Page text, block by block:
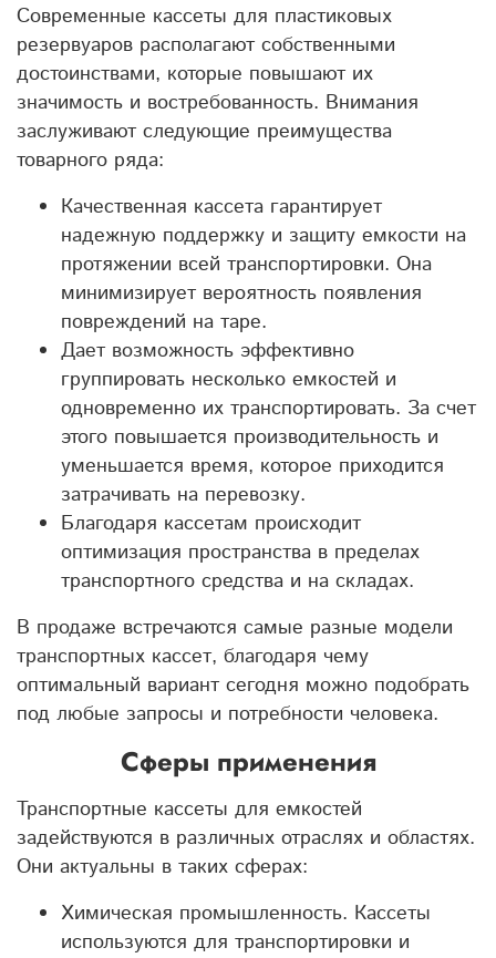
Современные кассеты для пластиковых
резервуаров располагают собственными
достоинствами, которые повышают их
значимость и востребованность. Внимания
заслуживают следующие преимущества
товарного ряда:
Качественная кассета гарантирует
надежную поддержку и защиту емкости на
протяжении всей транспортировки. Она
минимизирует вероятность появления
повреждений на таре.
Дает возможность эффективно
группировать несколько емкостей и
одновременно их транспортировать. За счет
этого повышается производительность и
уменьшается время, которое приходится
затрачивать на перевозку.
Благодаря кассетам происходит
оптимизация пространства в пределах
транспортного средства и на складах.
В продаже встречаются самые разные модели
транспортных кассет, благодаря чему
оптимальный вариант сегодня можно подобрать
под любые запросы и потребности человека.
Сферы применения
Транспортные кассеты для емкостей
задействуются в различных отраслях и областях.
Они актуальны в таких сферах:
Химическая промышленность. Кассеты
используются для транспортировки и